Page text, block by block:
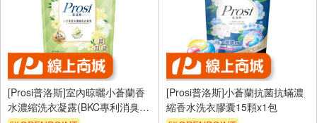
[Prosi普洛斯]室內晾曬小蒼蘭香
水濃縮洗衣凝露(BKC專利消臭緩
[Prosi普洛斯]小蒼蘭抗菌抗蟎濃
縮香水洗衣膠囊15顆x1包